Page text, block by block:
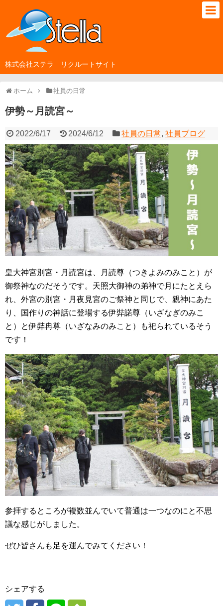
株式会社ステラ リクルートサイト
ホーム 社員の日常
伊勢～月読宮～
2022/6/17 2024/6/12 社員の日常,社員ブログ
皇大神宮別宮・月読宮は、月読尊（つきよみのみこと）が
御祭神なのだそうです。天照大御神の弟神で月にたとえら
れ、外宮の別宮・月夜見宮のご祭神と同じで、親神にあた
り、国作りの神話に登場する伊弉諾尊（いざなぎのみこ
と）と伊弉冉尊（いざなみのみこと）も祀られているそう
です！
参拝するところが複数並んでいて普通は一つなのにと不思
議な感じがしました。
ぜひ皆さんも足を運んでみてください！
シェアする